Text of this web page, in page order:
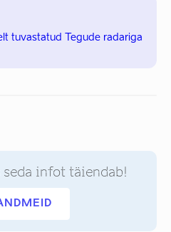
tuvastatud Tegude radariga
seda infot täiendab!